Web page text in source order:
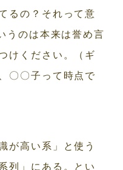
るの？それって意
うのは本来は誉め言
けください。（ギ
〇〇子って時点で
が高い系」と使う
列」にある。とい